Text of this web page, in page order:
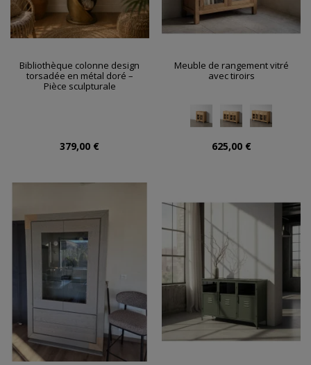
Bibliothèque colonne design
torsadée en métal doré –
Pièce sculpturale
379,00 €
Meuble de rangement vitré
avec tiroirs
625,00 €